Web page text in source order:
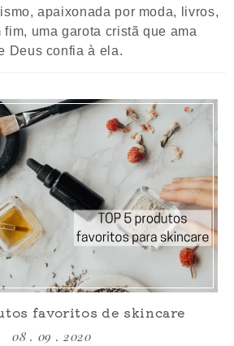
apaixonada por moda, livros,
uma garota cristã que ama
Deus confia à ela.
favoritos de skincare
08 . 09 . 2020